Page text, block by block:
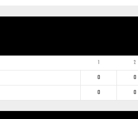
1 2
0 0
0 0